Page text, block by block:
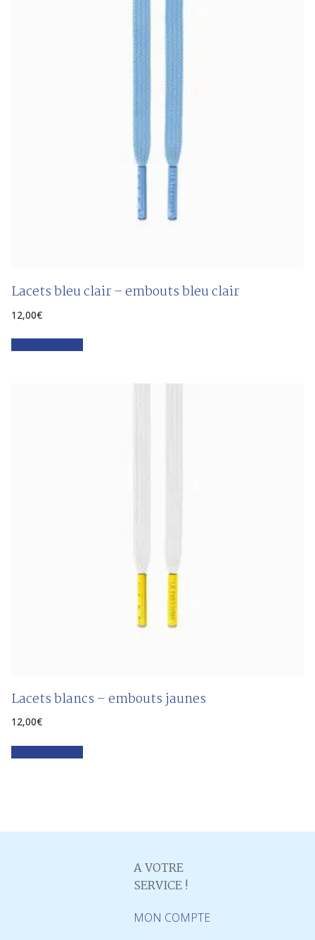
Lacets bleu clair – embouts bleu clair
12,00€
Lacets blancs – embouts jaunes
12,00€
A VOTRE
SERVICE !
MON COMPTE